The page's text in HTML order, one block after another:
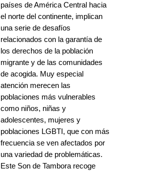
países de América Central hacia
el norte del continente, implican
una serie de desafíos
relacionados con la garantía de
los derechos de la población
migrante y de las comunidades
de acogida. Muy especial
atención merecen las
poblaciones más vulnerables
como niños, niñas y
adolescentes, mujeres y
poblaciones LGBTI, que con más
frecuencia se ven afectados por
una variedad de problemáticas.
Este Son de Tambora recoge